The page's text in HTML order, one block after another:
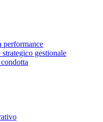
performance
gestionale